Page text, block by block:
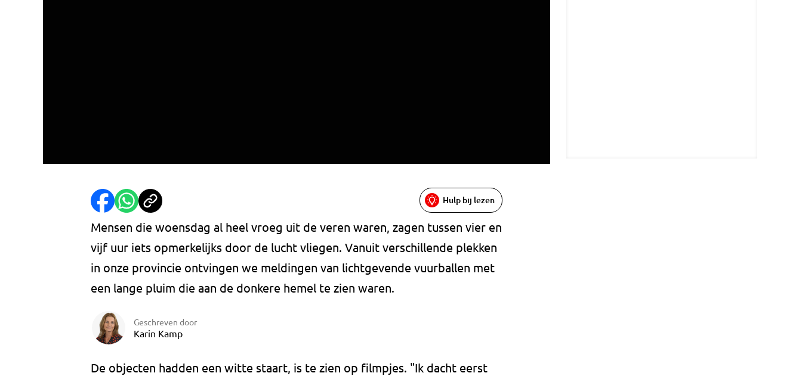
Hulp bij lezen
Mensen die woensdag al heel vroeg uit de veren waren, zagen tussen vier en
vijf uur iets opmerkelijks door de lucht vliegen. Vanuit verschillende plekken
in onze provincie ontvingen we meldingen van lichtgevende vuurballen met
een lange pluim die aan de donkere hemel te zien waren.
Geschreven door
Karin Kamp
De objecten hadden een witte staart, is te zien op filmpjes. "Ik dacht eerst